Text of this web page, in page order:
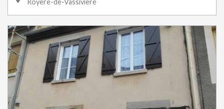
Royère-de-Vassivière